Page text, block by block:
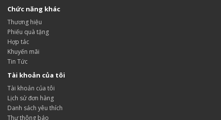
Chức năng khác
Thương hiệu
Phiếu quà tặng
Hợp tác
Khuyến mãi
Tin Tức
Tài khoản của tôi
Tài khoản của tôi
Lịch sử đơn hàng
Danh sách yêu thích
Thư thông báo